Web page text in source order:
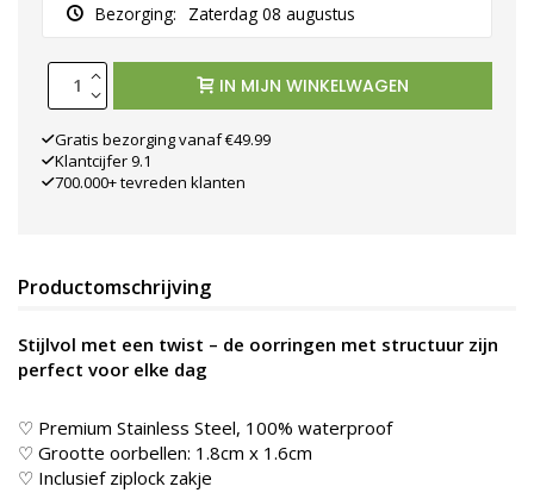
Bezorging: Zaterdag 08 augustus
IN MIJN WINKELWAGEN
Gratis bezorging vanaf €49.99
Klantcijfer 9.1
700.000+ tevreden klanten
Productomschrijving
Stijlvol met een twist – de oorringen met structuur zijn
perfect voor elke dag
♡ Premium Stainless Steel, 100% waterproof
♡ Grootte oorbellen: 1.8cm x 1.6cm
♡ Inclusief ziplock zakje